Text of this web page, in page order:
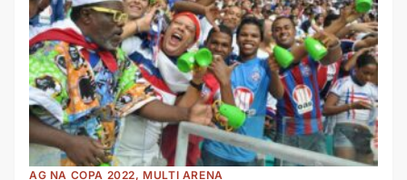
AG NA COPA 2022, MULTI ARENA